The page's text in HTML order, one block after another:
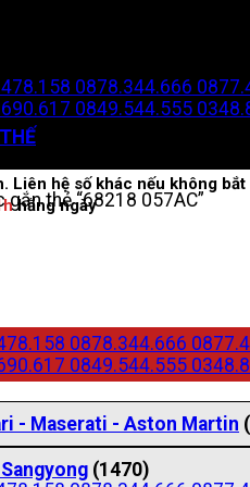
0878.344.666
0849.544.555
Liên hệ số khác nếu không
hằng ngày
0878.344.666
0849.544.555
thẻ “68218 057AC”
- Maserati - Aston Martin
(1470)